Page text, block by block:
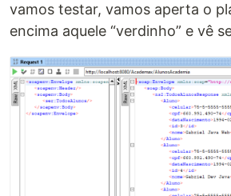
vamos testar, vamos aperta o
encima aquele “verdinho” e vê